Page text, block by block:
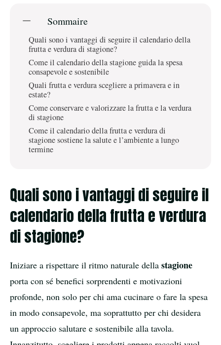
Sommaire
Quali sono i vantaggi di seguire il calendario della
frutta e verdura di stagione?
Come il calendario della stagione guida la spesa
consapevole e sostenibile
Quali frutta e verdura scegliere a primavera e in
estate?
Come conservare e valorizzare la frutta e la verdura
di stagione
Come il calendario della frutta e verdura di
stagione sostiene la salute e l’ambiente a lungo
termine
Quali sono i vantaggi di seguire il
calendario della frutta e verdura
di stagione?
Iniziare a rispettare il ritmo naturale della stagione
porta con sé benefici sorprendenti e motivazioni
profonde, non solo per chi ama cucinare o fare la spesa
in modo consapevole, ma soprattutto per chi desidera
un approccio salutare e sostenibile alla tavola.